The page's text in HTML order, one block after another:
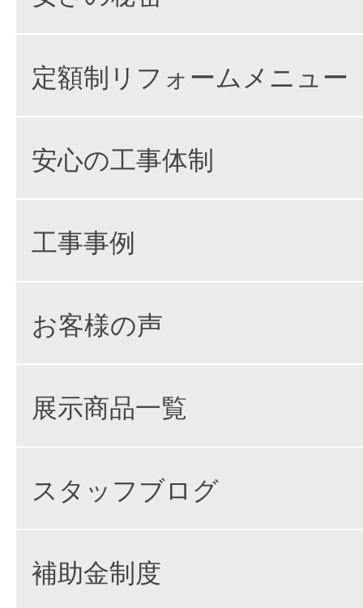
定額制リフォームメニュー
安心の工事体制
工事事例
お客様の声
展示商品一覧
スタッフブログ
補助金制度